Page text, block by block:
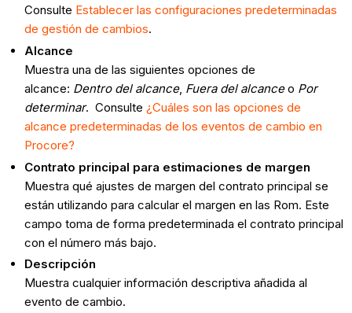
Consulte Establecer las configuraciones predeterminadas
de gestión de cambios.
Alcance
Muestra una de las siguientes opciones de
alcance: Dentro del alcance, Fuera del alcanceo Por
determinar. Consulte¿Cuáles son las opciones de
alcance predeterminadas de los eventos de cambio en
Procore?
Contrato principal para estimaciones de margen
Muestra qué ajustes de margen del contrato principal se
están utilizando para calcular el margen en las Rom. Este
campo toma de forma predeterminada el contrato principal
con el número más bajo.
Descripción
Muestra cualquier información descriptiva añadida al
evento de cambio.